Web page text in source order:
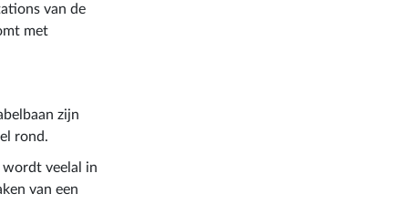
van de
met
zijn
rond.
wordt veelal in
van een